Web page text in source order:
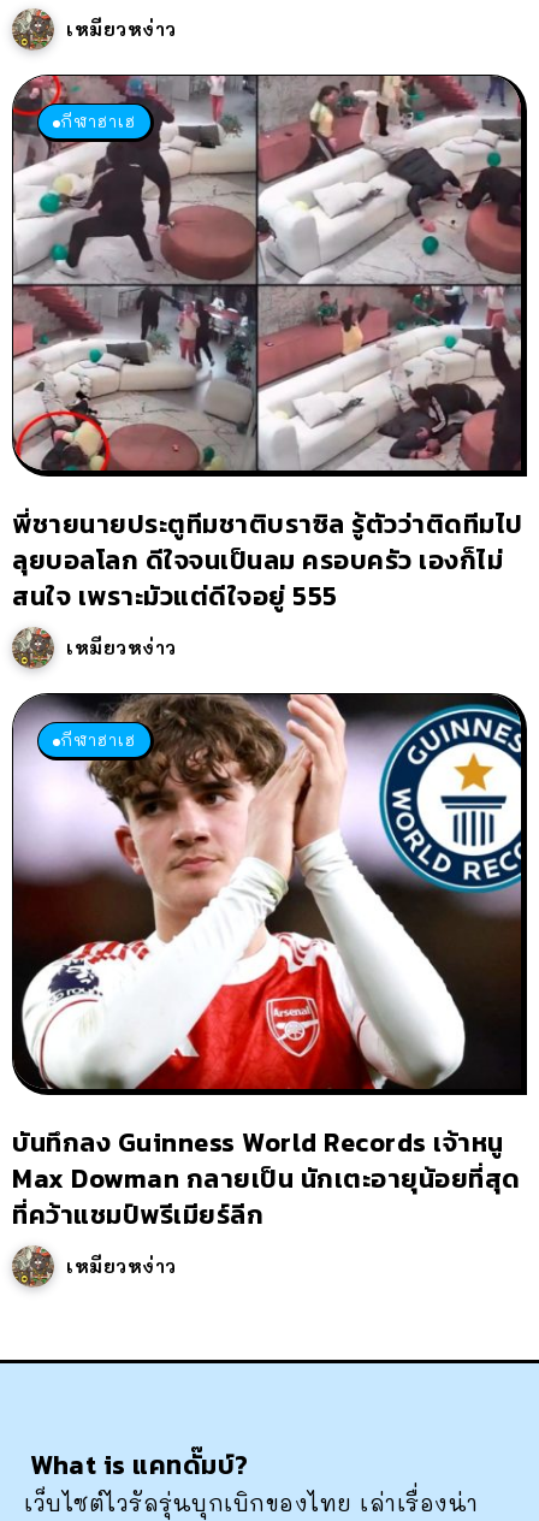
เหมียวหง่าว
กีฬาฮาเฮ
พี่ชายนายประตูทีมชาติบราซิล รู้ตัวว่าติดทีมไป
ลุยบอลโลก ดีใจจนเป็นลม ครอบครัว เองก็ไม่
สนใจ เพราะมัวแต่ดีใจอยู่ 555
เหมียวหง่าว
กีฬาฮาเฮ
บันทึกลง Guinness World Records เจ้าหนู
Max Dowman กลายเป็น นักเตะอายุน้อยที่สุด
ที่คว้าแชมป์พรีเมียร์ลีก
เหมียวหง่าว
What is แคทดั๊มบ์?
เว็บไซต์ไวรัลรุ่นบุกเบิกของไทย เล่าเรื่องน่า